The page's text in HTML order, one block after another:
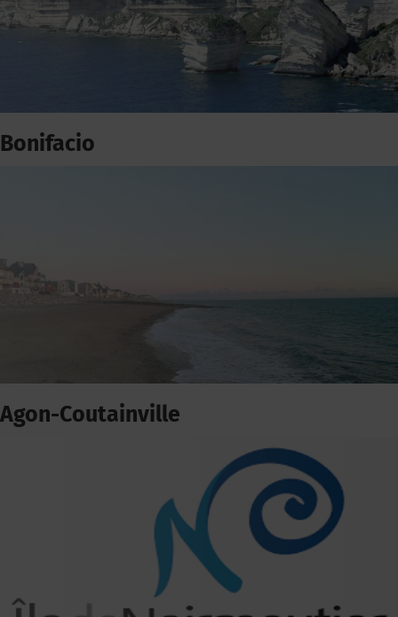
Bonifacio
Agon-Coutainville